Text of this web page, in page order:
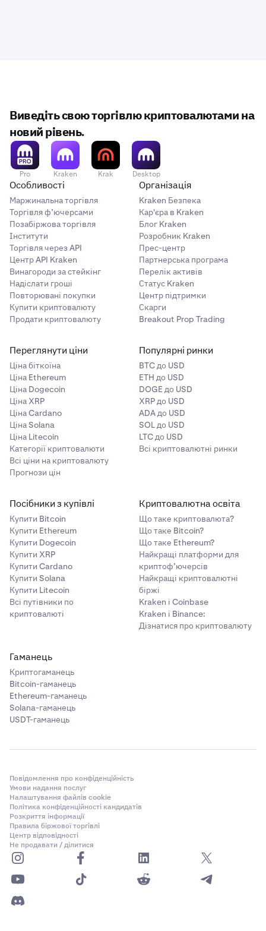
Виведіть свою торгівлю криптовалютами на
новий рівень.
Pro Kraken Krak Desktop
Особливості
Маржинальна торгівля
Торгівля ф’ючерсами
Позабіржова торгівля
Інститути
Торгівля через API
Центр API Kraken
Винагороди за стейкінг
Надіслати гроші
Повторювані покупки
Купити криптовалюту
Продати криптовалюту
Організація
Kraken Безпека
Кар'єра в Kraken
Блог Kraken
Розробник Kraken
Прес-центр
Партнерська програма
Перелік активів
Статус Kraken
Центр підтримки
Скарги
Breakout Prop Trading
Переглянути ціни
Ціна біткоїна
Ціна Ethereum
Ціна Dogecoin
Ціна XRP
Ціна Cardano
Ціна Solana
Ціна Litecoin
Категорії криптовалюти
Всі ціни на криптовалюту
Прогнози цін
Популярні ринки
BTC до USD
ETH до USD
DOGE до USD
XRP до USD
ADA до USD
SOL до USD
LTC до USD
Всі криптовалютні ринки
Посібники з купівлі
Купити Bitcoin
Купити Ethereum
Купити Dogecoin
Купити XRP
Купити Cardano
Купити Solana
Купити Litecoin
Всі путівники по
криптовалюті
Криптовалютна освіта
Що таке криптовалюта?
Що таке Bitcoin?
Що таке Ethereum?
Найкращі платформи для
криптоф’ючерсів
Найкращі криптовалютні
біржі
Kraken і Coinbase
Kraken і Binance:
Дізнатися про криптовалюту
Гаманець
Криптогаманець
Bitcoin-гаманець
Ethereum-гаманець
Solana-гаманець
USDT-гаманець
Повідомлення про конфіденційність
Умови надання послуг
Налаштування файлів cookie
Політика конфіденційності кандидатів
Розкриття інформації
Правила біржової торгівлі
Центр відповідності
Не продавати / ділитися